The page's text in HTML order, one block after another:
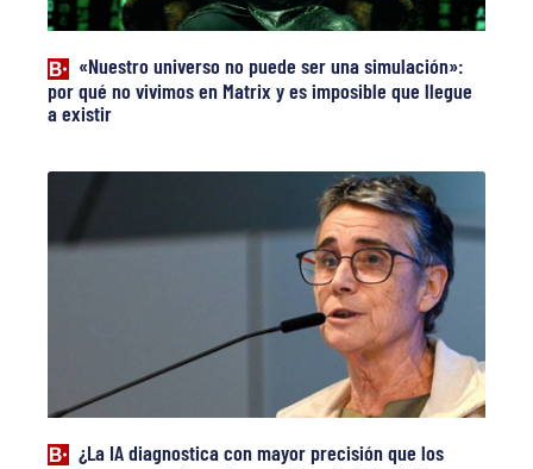
«Nuestro universo no puede ser una simulación»:
por qué no vivimos en Matrix y es imposible que llegue
a existir
¿La IA diagnostica con mayor precisión que los